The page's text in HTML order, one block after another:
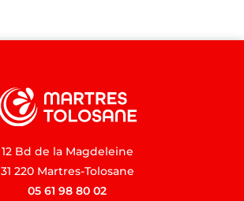
12 Bd de la Magdeleine
31 220 Martres-Tolosane
05 61 98 80 02